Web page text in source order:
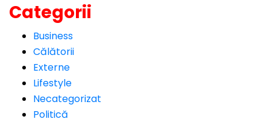
Categorii
Business
Călătorii
Externe
Lifestyle
Necategorizat
Politică